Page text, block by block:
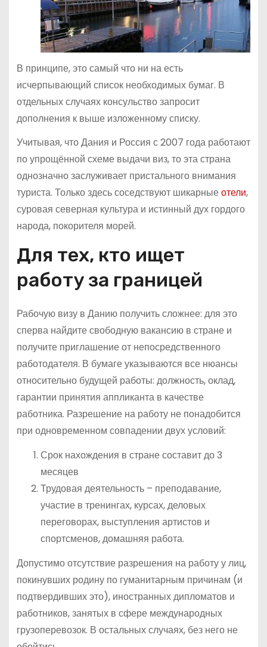
В принципе, это самый что ни на есть
исчерпывающий список необходимых бумаг. В
отдельных случаях консульство запросит
дополнения к выше изложенному списку.
Учитывая, что Дания и Россия с 2007 года работают
по упрощённой схеме выдачи виз, то эта страна
однозначно заслуживает пристального внимания
туриста. Только здесь соседствуют шикарныеотели,
суровая северная культура и истинный дух гордого
народа, покорителя морей.
Для тех, кто ищет
работу за границей
Рабочую визу в Данию получить сложнее: для это
сперва найдите свободную вакансию в стране и
получите приглашение от непосредственного
работодателя. В бумаге указываются все нюансы
относительно будущей работы: должность, оклад,
гарантии принятия аппликанта в качестве
работника. Разрешение на работу не понадобится
при одновременном совпадении двух условий:
Срок нахождения в стране составит до 3
месяцев
Трудовая деятельность – преподавание,
участие в тренингах, курсах, деловых
переговорах, выступления артистов и
спортсменов, домашняя работа.
Допустимо отсутствие разрешения на работу у лиц,
покинувших родину по гуманитарным причинам (и
подтвердивших это), иностранных дипломатов и
работников, занятых в сфере международных
грузоперевозок. В остальных случаях, без него не